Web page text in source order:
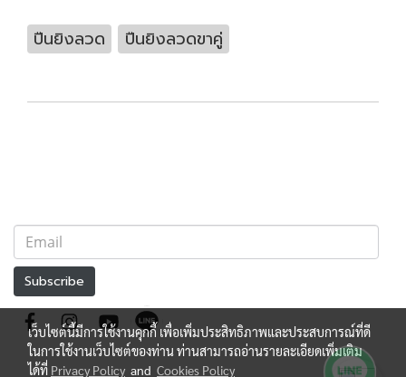
ปืนยิงลวด ปืนยิงลวดขาคู่
Subscribe
เว็บไซต์นี้มีการใช้งานคุกกี้ เพื่อเพิ่มประสิทธิภาพและประสบการณ์ที่ดี
ในการใช้งานเว็บไซต์ของท่าน ท่านสามารถอ่านรายละเอียดเพิ่มเติม
ได้ที่ Privacy Policy and Cookies Policy